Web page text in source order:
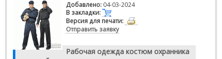
Добавлено: 04-03-2024
В закладки:
Версия для печати:
Отправить заявку
Рабочая одежда костюм охранника